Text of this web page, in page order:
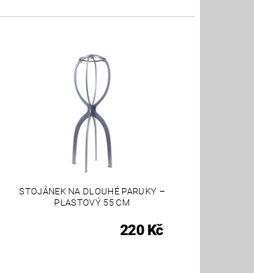
STOJÁNEK NA DLOUHÉ PARUKY –
PLASTOVÝ 55 CM
220 Kč